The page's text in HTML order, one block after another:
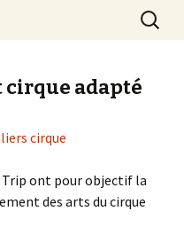
Trip
cirque adapté
cirque
Trip ont pour objectif la
des arts du cirque